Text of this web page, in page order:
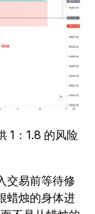
1：1.8 的风险
交易前等待修
蜡烛的身体进